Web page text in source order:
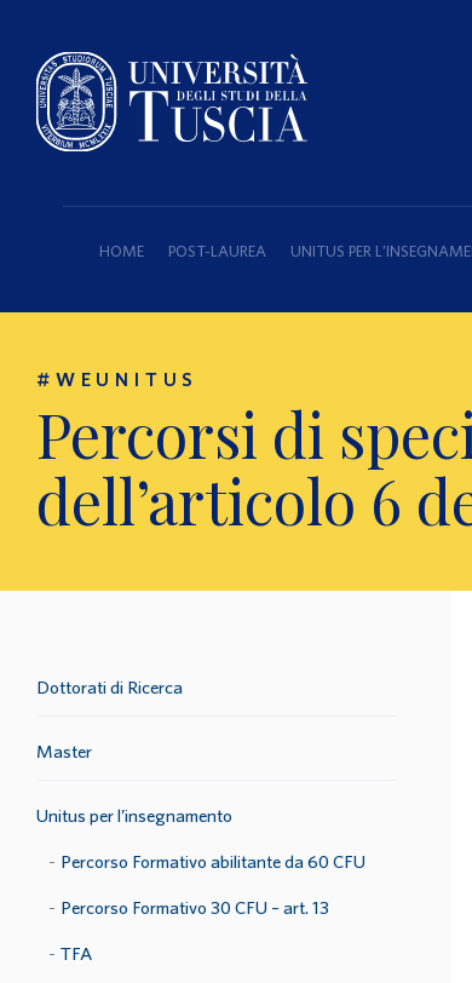
HOME POST-LAUREA UNITUS PER
#WEUNITUS
Percorsi di
dell’articolo 6
Dottorati di Ricerca
Master
Unitus per l’insegnamento
Percorso Formativo abilitante da 60 CFU
Percorso Formativo 30 CFU – art. 13
TFA